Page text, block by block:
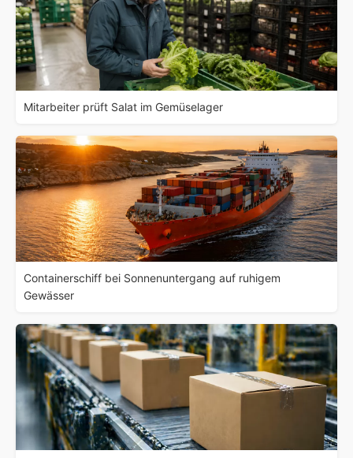
Mitarbeiter prüft Salat im Gemüselager
Containerschiff bei Sonnenuntergang auf ruhigem
Gewässer